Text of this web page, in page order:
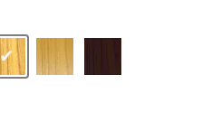
Cristal Natural